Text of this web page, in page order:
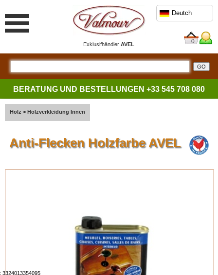
ExklusifhändlerAVEL
Deutch
0
BERATUNG UND BESTELLUNGEN +33 545 708 080
Holz > Holzverkleidung Innen
Anti-Flecken Holzfarbe AVEL
3324013354095